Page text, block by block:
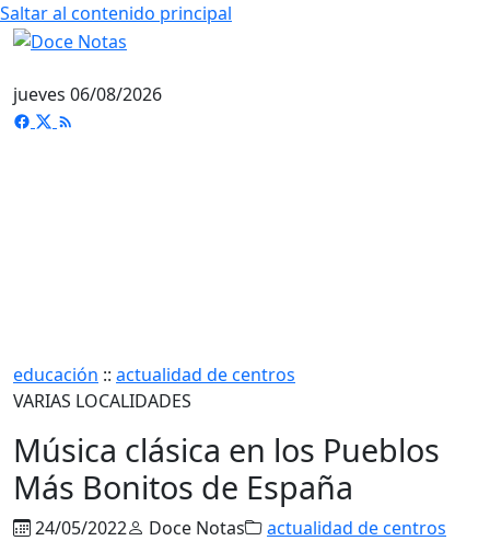
Saltar al contenido principal
jueves 06/08/2026
educación :: actualidad de centros
VARIAS LOCALIDADES
Música clásica en los Pueblos
Más Bonitos de España
24/05/2022 Doce Notas actualidad de centros